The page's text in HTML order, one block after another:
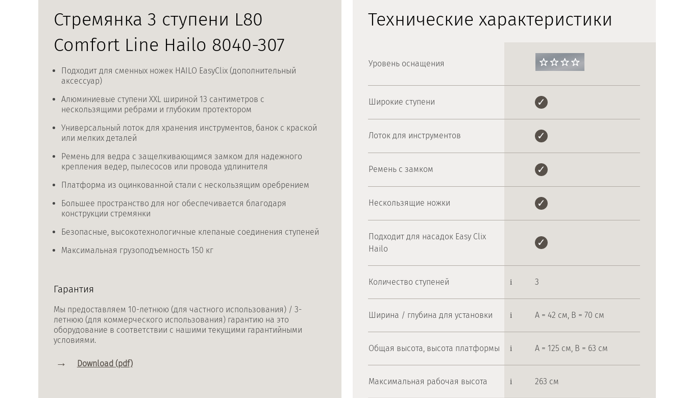
Стремянка 3 ступени L80
Comfort Line Hailo 8040-307
Подходит для сменных ножек HAILO EasyClix (дополнительный
аксессуар)
Алюминиевые ступени XXL шириной 13 сантиметров с
нескользящими ребрами и глубоким протектором
Универсальный лоток для хранения инструментов, банок с краской
или мелких деталей
Ремень для ведра с защелкивающимся замком для надежного
крепления ведер, пылесосов или провода удлинителя
Платформа из оцинкованной стали с нескользящим оребрением
Большее пространство для ног обеспечивается благодаря
конструкции стремянки
Безопасные, высокотехнологичные клепаные соединения ступеней
Максимальная грузоподъемность 150 кг
Гарантия
Мы предоставляем 10-летнюю (для частного использования) / 3-
летнюю (для коммерческого использования) гарантию на это
оборудование в соответствии с нашими текущими гарантийными
условиями.
Download (pdf)
Технические характеристики
Уровень оснащения
Широкие ступени
Лоток для инструментов
Ремень с замком
Нескользящие ножки
Подходит для насадок Easy Clix
Hailo
Количество ступеней 3
Ширина / глубина для установки A = 42 см, B = 70 см
Общая высота, высота платформы A = 125 см, B = 63 см
Максимальная рабочая высота 263 см